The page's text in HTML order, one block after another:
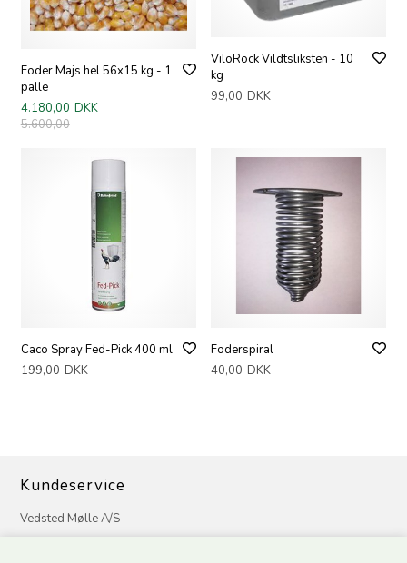
Foder Majs hel 56x15 kg - 1
palle
4.180,00 DKK
5.600,00
ViloRock Vildtsliksten - 10
kg
99,00 DKK
Caco Spray Fed-Pick 400 ml
199,00 DKK
Foderspiral
40,00 DKK
Kundeservice
Vedsted Mølle A/S